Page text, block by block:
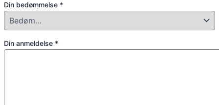
Din bedømmelse *
Din anmeldelse *